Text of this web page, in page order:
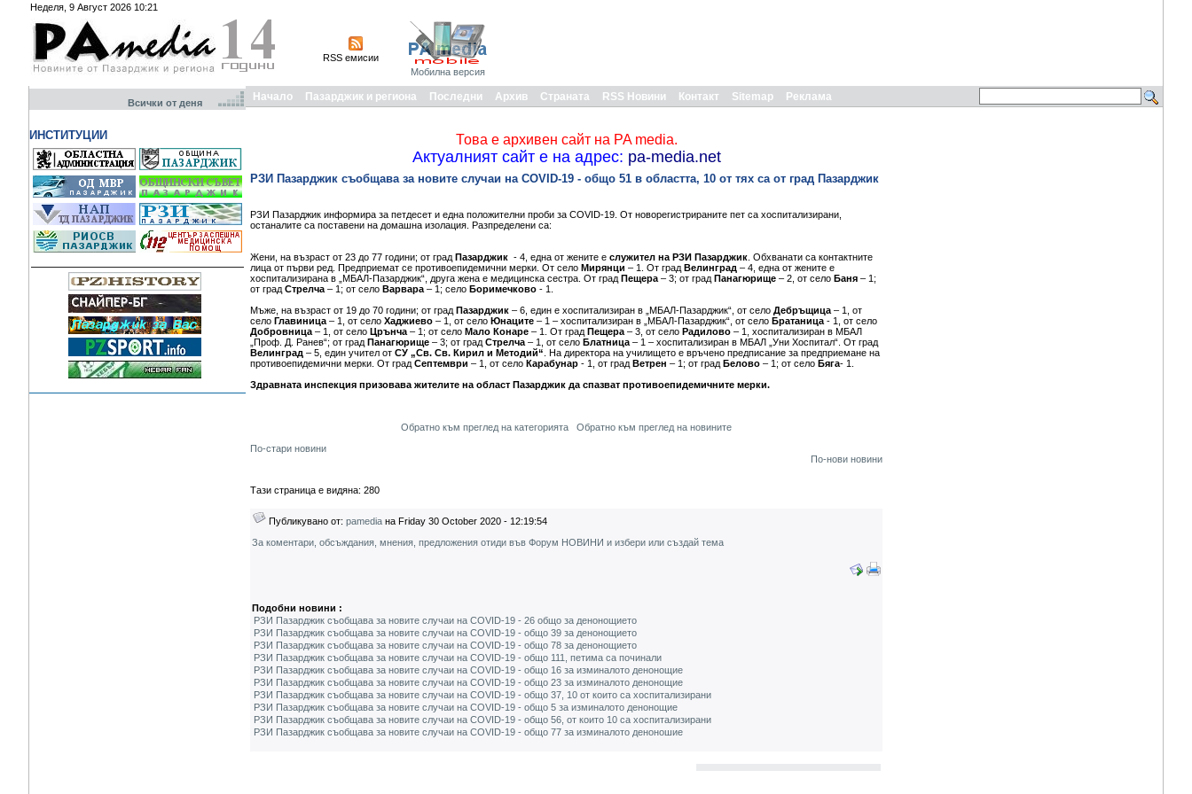
Неделя, 9 Август 2026 10:21
RSS емисии
Мобилна версия
Всички от деня
ИНСТИТУЦИИ
Начало Пазарджик и региона Последни Архив Страната RSS Новини Контакт Sitemap Реклама
Това е архивен сайт на PA media.
Актуалният сайт е на адрес: pa-media.net
РЗИ Пазарджик съобщава за новите случаи на COVID-19 - общо 51 в областта, 10 от тях са от град Пазарджик
РЗИ Пазарджик информира за петдесет и една положителни проби за COVID-19. От новорегистрираните пет са хоспитализирани,
останалите са поставени на домашна изолация. Разпределени са:
Жени, на възраст от 23 до 77 години; от град Пазарджик - 4, една от жените е служител на РЗИ Пазарджик . Обхванати са контактните
лица от първи ред. Предприемат се противоепидемични мерки. От село Мирянци – 1. От град Велинград – 4, една от жените е
хоспитализирана в „МБАЛ-Пазарджик“, друга жена е медицинска сестра. От град Пещера – 3; от град Панагюрище – 2, от село Баня – 1;
от град Стрелча – 1; от село Варвара – 1; село Боримечково - 1.
Мъже, на възраст от 19 до 70 години; от град Пазарджик – 6, един е хоспитализиран в „МБАЛ-Пазарджик“, от село Дебръщица – 1, от
село Главиница – 1, от село Хаджиево – 1, от село Юнаците – 1 – хоспитализиран в „МБАЛ-Пазарджик“, от село Братаница - 1, от село
Добровница – 1, от село Црънча – 1; от село Мало Конаре – 1. От град Пещера – 3, от село Радилово – 1, хоспитализиран в МБАЛ
„Проф. Д. Ранев“; от град Панагюрище – 3; от град Стрелча – 1, от село Блатница – 1 – хоспитализиран в МБАЛ „Уни Хоспитал“. От град
Велинград – 5, един учител от СУ „Св. Св. Кирил и Методий“ . На директора на училището е връчено предписание за предприемане на
противоепидемични мерки. От град Септември – 1, от село Карабунар - 1, от град Ветрен – 1; от град Белово – 1; от село Бяга- 1.
Здравната инспекция призовава жителите на област Пазарджик да спазват противоепидемичните мерки.
Обратно към преглед на категорията
Обратно към преглед на новините
По-стари новини
По-нови новини
Тази страница е видяна: 280
Публикувано от: pamedia на Friday 30 October 2020 - 12:19:54
За коментари, обсъждания, мнения, предложения отиди във Форум НОВИНИ и избери или създай тема
Подобни новини :
РЗИ Пазарджик съобщава за новите случаи на COVID-19 - 26 общо за денонощието
РЗИ Пазарджик съобщава за новите случаи на COVID-19 - общо 39 за денонощието
РЗИ Пазарджик съобщава за новите случаи на COVID-19 - общо 78 за денонощието
РЗИ Пазарджик съобщава за новите случаи на COVID-19 - общо 111, петима са починали
РЗИ Пазарджик съобщава за новите случаи на COVID-19 - общо 16 за изминалото денонощие
РЗИ Пазарджик съобщава за новите случаи на COVID-19 - общо 23 за изминалото денонощие
РЗИ Пазарджик съобщава за новите случаи на COVID-19 - общо 37, 10 от които са хоспитализирани
РЗИ Пазарджик съобщава за новите случаи на COVID-19 - общо 5 за изминалото денонощие
РЗИ Пазарджик съобщава за новите случаи на COVID-19 - общо 56, от които 10 са хоспитализирани
РЗИ Пазарджик съобщава за новите случаи на COVID-19 - общо 77 за изминалото деноношие